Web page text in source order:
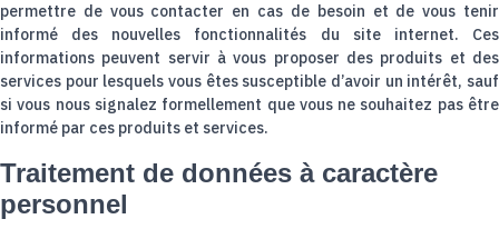
permettre de vous contacter en cas de besoin et de vous tenir
informé des nouvelles fonctionnalités du site internet. Ces
informations peuvent servir à vous proposer des produits et des
services pour lesquels vous êtes susceptible d’avoir un intérêt, sauf
si vous nous signalez formellement que vous ne souhaitez pas être
informé par ces produits et services.
Traitement de données à caractère
personnel